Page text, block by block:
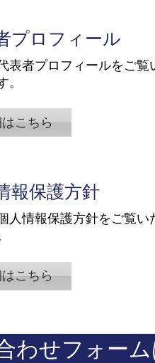
プロフィール
表者プロフィールをご覧
。
こちら
報保護方針
人情報保護方針をご覧い
こちら
わせフォー